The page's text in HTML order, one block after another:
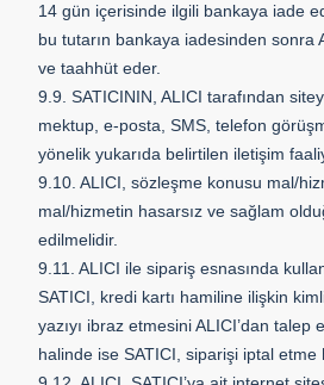
14 gün içerisinde ilgili bankaya iade
bu tutarın bankaya iadesinden sonra
ve taahhüt eder.
9.9. SATICININ, ALICI tarafından
mektup, e-posta, SMS, telefon
yönelik yukarıda belirtilen iletişim
9.10. ALICI, sözleşme konusu mal/
mal/hizmetin hasarsız ve sağlam
edilmelidir.
9.11. ALICI ile sipariş esnasında
SATICI, kredi kartı hamiline ilişkin
yazıyı ibraz etmesini ALICI’dan
halinde ise SATICI, siparişi iptal etme